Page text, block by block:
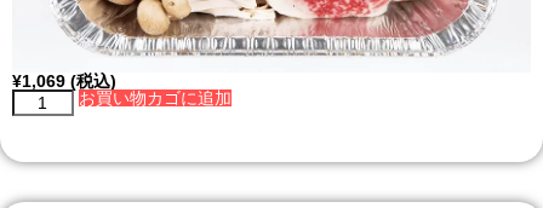
¥1,069 (税込)
お買い物カゴに追加